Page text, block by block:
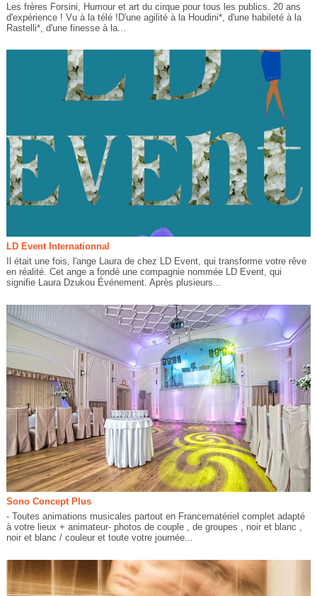
Les frères Forsini, Humour et art du cirque pour tous les publics. 20 ans
d'expérience ! Vu à la télé !D'une agilité à la Houdini*, d'une habileté à la
Rastelli*, d'une finesse à la...
LD Event Internationnal
Il était une fois, l'ange Laura de chez LD Event, qui transforme votre rêve
en réalité. Cet ange a fondé une compagnie nommée LD Event, qui
signifie Laura Dzukou Événement. Après plusieurs...
Sono Concept Plus
- Toutes animations musicales partout en Francematériel complet adapté
à votre lieux + animateur- photos de couple , de groupes , noir et blanc ,
noir et blanc / couleur et toute votre journée...